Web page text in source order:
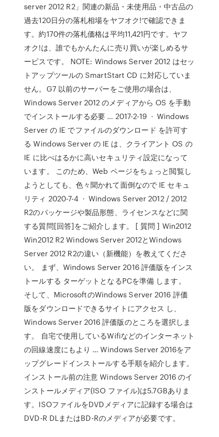
server 2012 R2」関連の新品・未使用品・中古品の
過去120日分の落札相場をヤフオク!で確認できま
す。約170件の落札価格は平均11,421円です。ヤフ
オク!は、誰でもかんたんに売り買いが楽しめるサ
ービスです。 NOTE: Windows Server 2012 はセッ
トアップツールの SmartStart CD に対応していま
せん。G7 以前のサーバーをご使用の場合は、
Windows Server 2012 のメディアから OS を手動
でインストールする必要 … 2017-2-19 · Windows
Server の IE でファイルのダウンロード を許可す
る Windows Server の IE は、クライアント OS の
IE に比べはるかに高いセキュリティ設定になって
います。 このため、Web ページをちょっと閲覧し
ようとしても、色々聞かれて面倒なので IE セキュ
リティ 2020-7-4 · Windows Server 2012 / 2012
R2のパッケージや製品形態、ライセンスなどに関
する質問[回答]をご紹介します。 [ 質問 ] Win2012
Win2012 R2 Windows Server 2012とWindows
Server 2012 R2の違い（新機能）を教えてくださ
い。 まず、Windows Server 2016 評価版をインス
トールする ターゲットとなるPCを準備 します。
そして、MicrosoftのWindows Server 2016 評価
版をダウンロードできるサイトにアクセス し、
Windows Server 2016 評価版のところを選択しま
す。 自宅で使用しているWifiなどのインターネット
の回線速度にもより … Windows Server 2016をア
ップグレードインストールする手順を紹介します。
インストール前の注意 Windows Server 2016 のイ
ンストールメディア(ISO ファイル)は5.7GBありま
す。ISOファイルをDVDメディアに記録する場合は
DVD-R DLまたはBD-Rのメディアが必要です。